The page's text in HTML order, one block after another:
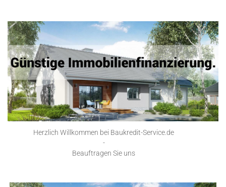
Herzlich Willkommen bei Baukredit-Service.de
-
Beauftragen Sie uns